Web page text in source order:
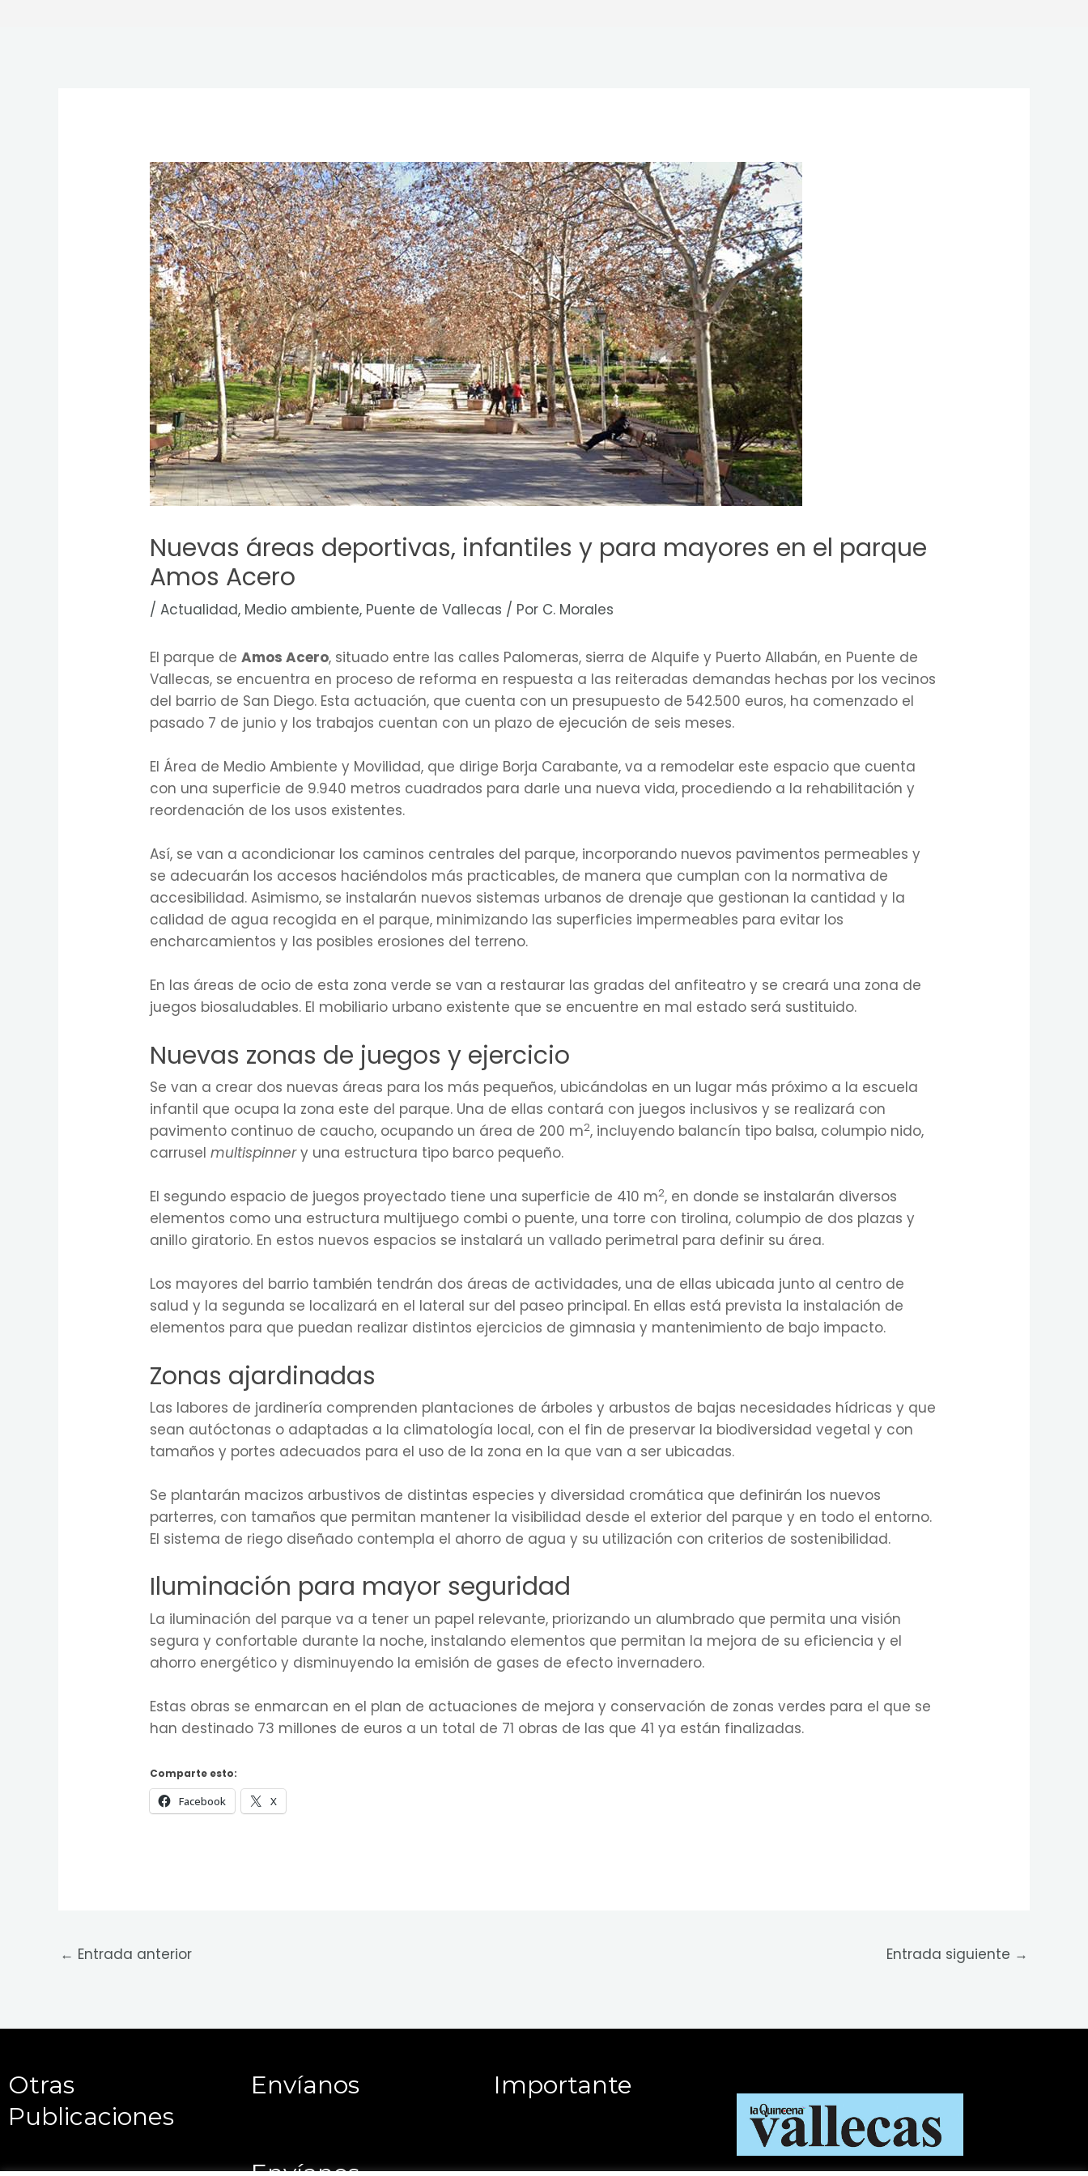
Nuevas áreas deportivas, infantiles y para mayores en el parque
Amos Acero
/Actualidad, Medio ambiente, Puente de Vallecas / Por C. Morales
El parque deAmos Acero, situado entre las calles Palomeras, sierra de Alquife y Puerto Allabán, en Puente de
Vallecas, se encuentra en proceso de reforma en respuesta a las reiteradas demandas hechas por los vecinos
del barrio de San Diego. Esta actuación, que cuenta con un presupuesto de 542.500 euros, ha comenzado el
pasado 7 de junio y los trabajos cuentan con un plazo de ejecución de seis meses.
El Área de Medio Ambiente y Movilidad, que dirige Borja Carabante, va a remodelar este espacio que cuenta
con una superficie de 9.940 metros cuadrados para darle una nueva vida, procediendo a la rehabilitación y
reordenación de los usos existentes.
Así, se van a acondicionar los caminos centrales del parque, incorporando nuevos pavimentos permeables y
se adecuarán los accesos haciéndolos más practicables, de manera que cumplan con la normativa de
accesibilidad. Asimismo, se instalarán nuevos sistemas urbanos de drenaje que gestionan la cantidad y la
calidad de agua recogida en el parque, minimizando las superficies impermeables para evitar los
encharcamientos y las posibles erosiones del terreno.
En las áreas de ocio de esta zona verde se van a restaurar las gradas del anfiteatro y se creará una zona de
juegos biosaludables. El mobiliario urbano existente que se encuentre en mal estado será sustituido.
Nuevas zonas de juegos y ejercicio
Se van a crear dos nuevas áreas para los más pequeños, ubicándolas en un lugar más próximo a la escuela
infantil que ocupa la zona este del parque. Una de ellas contará con juegos inclusivos y se realizará con
pavimento continuo de caucho, ocupando un área de 200 m2, incluyendo balancín tipo balsa, columpio nido,
carruselmultispinnery una estructura tipo barco pequeño.
El segundo espacio de juegos proyectado tiene una superficie de 410 m2, en donde se instalarán diversos
elementos como una estructura multijuego combi o puente, una torre con tirolina, columpio de dos plazas y
anillo giratorio. En estos nuevos espacios se instalará un vallado perimetral para definir su área.
Los mayores del barrio también tendrán dos áreas de actividades, una de ellas ubicada junto al centro de
salud y la segunda se localizará en el lateral sur del paseo principal. En ellas está prevista la instalación de
elementos para que puedan realizar distintos ejercicios de gimnasia y mantenimiento de bajo impacto.
Zonas ajardinadas
Las labores de jardinería comprenden plantaciones de árboles y arbustos de bajas necesidades hídricas y que
sean autóctonas o adaptadas a la climatología local, con el fin de preservar la biodiversidad vegetal y con
tamaños y portes adecuados para el uso de la zona en la que van a ser ubicadas.
Se plantarán macizos arbustivos de distintas especies y diversidad cromática que definirán los nuevos
parterres, con tamaños que permitan mantener la visibilidad desde el exterior del parque y en todo el entorno.
El sistema de riego diseñado contempla el ahorro de agua y su utilización con criterios de sostenibilidad.
Iluminación para mayor seguridad
La iluminación del parque va a tener un papel relevante, priorizando un alumbrado que permita una visión
segura y confortable durante la noche, instalando elementos que permitan la mejora de su eficiencia y el
ahorro energético y disminuyendo la emisión de gases de efecto invernadero.
Estas obras se enmarcan en el plan de actuaciones de mejora y conservación de zonas verdes para el que se
han destinado 73 millones de euros a un total de 71 obras de las que 41 ya están finalizadas.
Comparte esto:
Facebook X
← Entrada anterior Entrada siguiente →
Otras
Publicaciones
Envíanos Importante